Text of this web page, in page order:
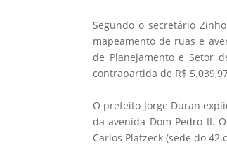
Segundo o secretário
mapeamento de ruas e
de Planejamento e Setor
contrapartida de R$
O prefeito Jorge Duran
da avenida Dom Pedro II.
Carlos Platzeck (sede do